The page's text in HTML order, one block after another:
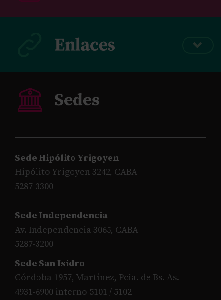
Sede Hipólito Yrigoyen
Hipólito Yrigoyen 3242, CABA
5287-3300
Sede Independencia
Av. Independencia 3065, CABA
5287-3200
Sede San Isidro
Córdoba 1957, Martínez, Pcia. de Bs. As.
4931-6900 interno 5101 / 5102